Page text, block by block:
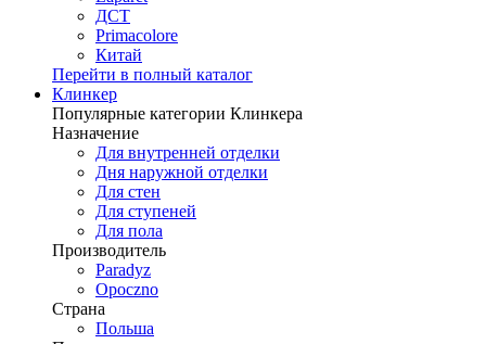
ДСТ
Primacolore
Китай
Перейти в полный каталог
Клинкер
Популярные категории Клинкера
Назначение
Для внутренней отделки
Дня наружной отделки
Для стен
Для ступеней
Для пола
Производитель
Paradyz
Opoczno
Страна
Польша